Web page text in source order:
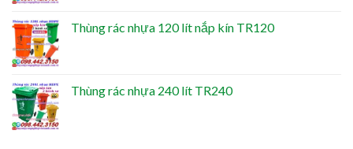
Thùng rác nhựa 120 lít nắp kín TR120
Thùng rác nhựa 240 lít TR240